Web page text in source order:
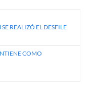
REALIZÓ EL DESFILE
COMO